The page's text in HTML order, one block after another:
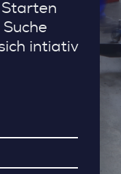
intiativ